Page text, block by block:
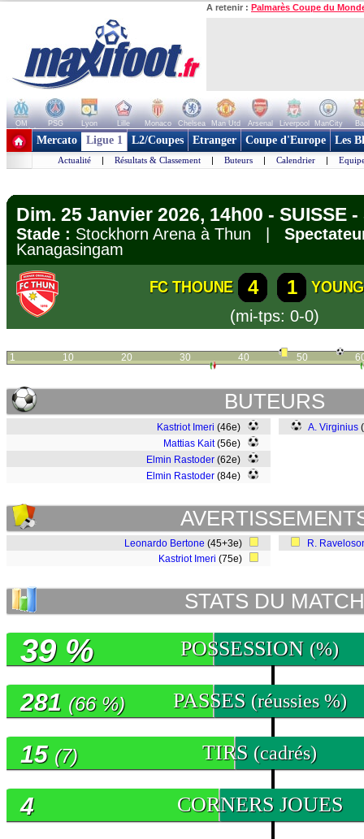
A retenir : Palmarès Coupe du
OM PSG Lyon Lille Monaco Chelsea Man Utd Arsenal Liverpool ManCity
+ de clubs
Mercato Ligue 1 L2/Coupes Etranger Coupe d'Europe Les
Actualité | Résultats & Classement | Buteurs | Calendrier |
Dim. 25 Janvier 2026, 14h00 - SUISSE
Stade : Stockhorn Arena à Thun |
Kanagasingam
FC THOUNE 4 1
(mi-tps: 0-0)
1 10 20 30 40 50
BUTEURS
Kastriot Imeri (46e)
Mattias Kait(56e)
Elmin Rastoder (62e)
Elmin Rastoder (84e)
A. Virginius
Leonardo Bertone (45+3e)
Kastriot Imeri (75e)
R.
STATS DU MATCH
POSSESSION (%)
39 %
PASSES (réussies %)
281 (66 %)
TIRS (cadrés)
15 (7)
CORNERS JOUES
4